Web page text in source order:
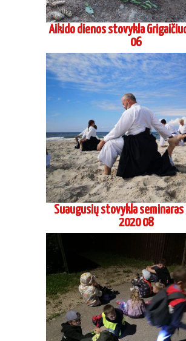
Vasaros Aikido stovykla
2020 07 – 08
Jaunimo Aikido vasaros stovykla